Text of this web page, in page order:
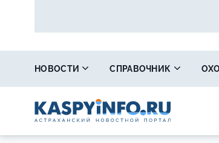
НОВОСТИ СПРАВОЧНИК